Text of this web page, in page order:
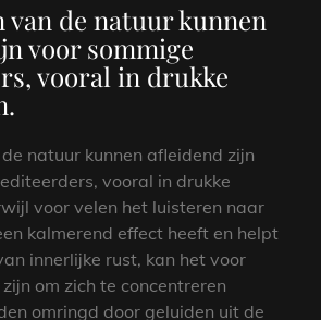
van de natuur kunnen
voor sommige
vooral in drukke
natuur kunnen afleidend zijn
vooral in drukke
voor velen het luisteren naar
kalmerend effect heeft en helpt
innerlijke rust, kan het voor
om zich te concentreren
omringd door geluiden uit de